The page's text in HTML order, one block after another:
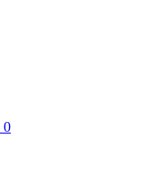
0